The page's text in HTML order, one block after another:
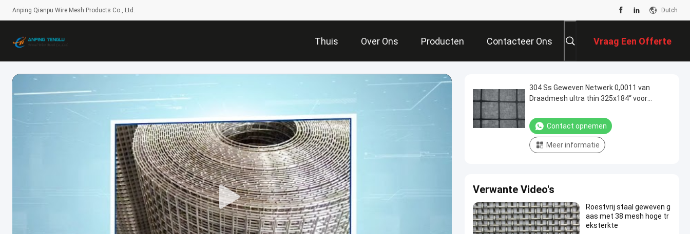
Anping Qianpu Wire Mesh Products Co., Ltd. Dutch
Thuis Over Ons Producten Contacteer Ons Vraag Een Offerte
304 Ss Geweven Netwerk 0,0011 van
Draadmesh ultra thin 325x184“ voor
Contact opnemen
Meer informatie
Verwante Video's
Roestvrij staal geweven g
aas met 38 mesh hoge tr
eksterkte